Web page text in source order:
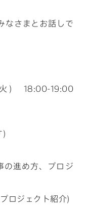
なさまとお話しで
) 18:00-19:00
)
の進め方、プロジ
ロジェクト紹介)